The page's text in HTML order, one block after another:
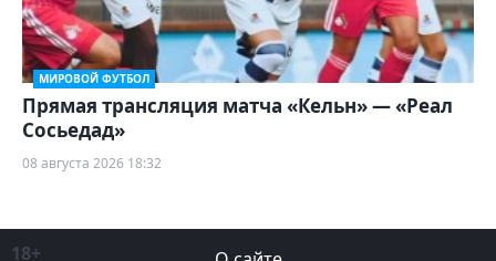
МИРОВОЙ ФУТБОЛ
Прямая трансляция матча «Кельн» — «Реал
Сосьедад»
08 августа 2026 18:32
18+